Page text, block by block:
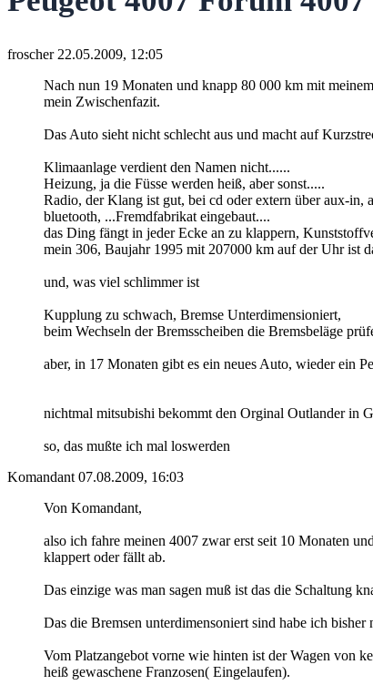
froscher 22.05.2009, 12:05
Nach nun 19 Monaten und knapp 80 000 km mit
mein Zwischenfazit.
Das Auto sieht nicht schlecht aus und macht auf
Klimaanlage verdient den Namen nicht......
Heizung, ja die Füsse werden heiß, aber sonst.....
Radio, der Klang ist gut, bei cd oder extern über aux-in,
bluetooth, ...Fremdfabrikat eingebaut....
das Ding fängt in jeder Ecke an zu klappern,
mein 306, Baujahr 1995 mit 207000 km auf der Uhr ist
und, was viel schlimmer ist
Kupplung zu schwach, Bremse Unterdimensioniert,
beim Wechseln der Bremsscheiben die Bremsbeläge
aber, in 17 Monaten gibt es ein neues Auto, wieder ein
nichtmal mitsubishi bekommt den Orginal Outlander in
so, das mußte ich mal loswerden
Komandant 07.08.2009, 16:03
Von Komandant,
also ich fahre meinen 4007 zwar erst seit 10 Monaten
klappert oder fällt ab.
Das einzige was man sagen muß ist das die Schaltung
Das die Bremsen unterdimensoniert sind habe ich
Vom Platzangebot vorne wie hinten ist der Wagen von
heiß gewaschene Franzosen( Eingelaufen).